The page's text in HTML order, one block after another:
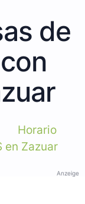
de
Horario
en Zazuar
Anzeige